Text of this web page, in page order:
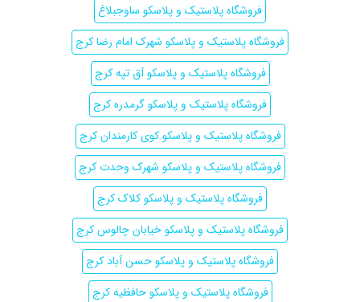
فروشگاه پلاستیک و پلاسکو ساوجبلاغ
فروشگاه پلاستیک و پلاسکو شهرک امام رضا کرج
فروشگاه پلاستیک و پلاسکو آق تپه کرج
فروشگاه پلاستیک و پلاسکو گرمدره کرج
فروشگاه پلاستیک و پلاسکو کوی کارمندان کرج
فروشگاه پلاستیک و پلاسکو شهرک وحدت کرج
فروشگاه پلاستیک و پلاسکو کلاک کرج
فروشگاه پلاستیک و پلاسکو خیابان چالوس کرج
فروشگاه پلاستیک و پلاسکو حسن آباد کرج
فروشگاه پلاستیک و پلاسکو حافظیه کرج